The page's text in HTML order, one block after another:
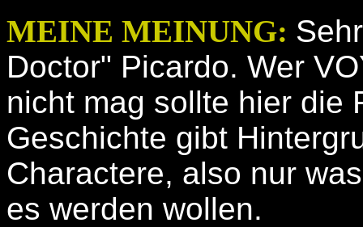
MEINE MEINUNG:
Doctor" Picardo. Wer
nicht mag sollte hier die
Geschichte gibt
Charactere, also nur
es werden wollen.